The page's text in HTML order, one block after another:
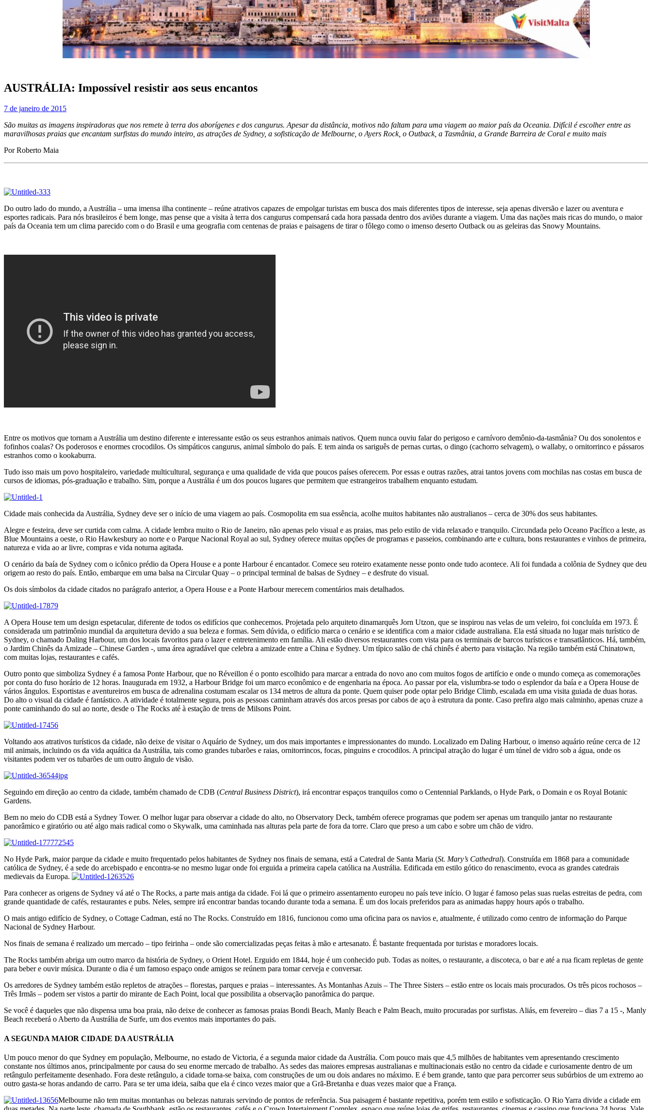
AUSTRÁLIA: Impossível resistir aos seus encantos
7 de janeiro de 2015
São muitas as imagens inspiradoras que nos remete à terra dos aborígenes e dos cangurus. Apesar da distância, motivos não faltam para uma viagem ao maior país da Oceania. Difícil é escolher entre as
maravilhosas praias que encantam surfistas do mundo inteiro, as atrações de Sydney, a sofisticação de Melbourne, o Ayers Rock, o Outback, a Tasmânia, a Grande Barreira de Coral e muito mais
Por Roberto Maia
Do outro lado do mundo, a Austrália – uma imensa ilha continente – reúne atrativos capazes de empolgar turistas em busca dos mais diferentes tipos de interesse, seja apenas diversão e lazer ou aventura e
esportes radicais. Para nós brasileiros é bem longe, mas pense que a visita à terra dos cangurus compensará cada hora passada dentro dos aviões durante a viagem. Uma das nações mais ricas do mundo, o maior
país da Oceania tem um clima parecido com o do Brasil e uma geografia com centenas de praias e paisagens de tirar o fôlego como o imenso deserto Outback ou as geleiras das Snowy Mountains.
Entre os motivos que tornam a Austrália um destino diferente e interessante estão os seus estranhos animais nativos. Quem nunca ouviu falar do perigoso e carnívoro demônio-da-tasmânia? Ou dos sonolentos e
fofinhos coalas? Os poderosos e enormes crocodilos. Os simpáticos cangurus, animal símbolo do país. E tem ainda os sariguês de pernas curtas, o dingo (cachorro selvagem), o wallaby, o ornitorrinco e pássaros
estranhos como o kookaburra.
Tudo isso mais um povo hospitaleiro, variedade multicultural, segurança e uma qualidade de vida que poucos países oferecem. Por essas e outras razões, atrai tantos jovens com mochilas nas costas em busca de
cursos de idiomas, pós-graduação e trabalho. Sim, porque a Austrália é um dos poucos lugares que permitem que estrangeiros trabalhem enquanto estudam.
Cidade mais conhecida da Austrália, Sydney deve ser o início de uma viagem ao país. Cosmopolita em sua essência, acolhe muitos habitantes não australianos – cerca de 30% dos seus habitantes.
Alegre e festeira, deve ser curtida com calma. A cidade lembra muito o Rio de Janeiro, não apenas pelo visual e as praias, mas pelo estilo de vida relaxado e tranquilo. Circundada pelo Oceano Pacífico a leste, as
Blue Mountains a oeste, o Rio Hawkesbury ao norte e o Parque Nacional Royal ao sul, Sydney oferece muitas opções de programas e passeios, combinando arte e cultura, bons restaurantes e vinhos de primeira,
natureza e vida ao ar livre, compras e vida noturna agitada.
O cenário da baía de Sydney com o icônico prédio da Opera House e a ponte Harbour é encantador. Comece seu roteiro exatamente nesse ponto onde tudo acontece. Ali foi fundada a colônia de Sydney que deu
origem ao resto do país. Então, embarque em uma balsa na Circular Quay – o principal terminal de balsas de Sydney – e desfrute do visual.
Os dois símbolos da cidade citados no parágrafo anterior, a Opera House e a Ponte Harbour merecem comentários mais detalhados.
A Opera House tem um design espetacular, diferente de todos os edifícios que conhecemos. Projetada pelo arquiteto dinamarquês Jorn Utzon, que se inspirou nas velas de um veleiro, foi concluída em 1973. É
considerada um patrimônio mundial da arquitetura devido a sua beleza e formas. Sem dúvida, o edifício marca o cenário e se identifica com a maior cidade australiana. Ela está situada no lugar mais turístico de
Sydney, o chamado Daling Harbour, um dos locais favoritos para o lazer e entretenimento em família. Ali estão diversos restaurantes com vista para os terminais de barcos turísticos e transatlânticos. Há, também,
o Jardim Chinês da Amizade – Chinese Garden -, uma área agradável que celebra a amizade entre a China e Sydney. Um típico salão de chá chinês é aberto para visitação. Na região também está Chinatown,
com muitas lojas, restaurantes e cafés.
Outro ponto que simboliza Sydney é a famosa Ponte Harbour, que no Réveillon é o ponto escolhido para marcar a entrada do novo ano com muitos fogos de artifício e onde o mundo começa as comemorações
por conta do fuso horário de 12 horas. Inaugurada em 1932, a Harbour Bridge foi um marco econômico e de engenharia na época. Ao passar por ela, vislumbra-se todo o esplendor da baía e a Opera House de
vários ângulos. Esportistas e aventureiros em busca de adrenalina costumam escalar os 134 metros de altura da ponte. Quem quiser pode optar pelo Bridge Climb, escalada em uma visita guiada de duas horas.
Do alto o visual da cidade é fantástico. A atividade é totalmente segura, pois as pessoas caminham através dos arcos presas por cabos de aço à estrutura da ponte. Caso prefira algo mais calminho, apenas cruze a
ponte caminhando do sul ao norte, desde o The Rocks até à estação de trens de Milsons Point.
Voltando aos atrativos turísticos da cidade, não deixe de visitar o Aquário de Sydney, um dos mais importantes e impressionantes do mundo. Localizado em Daling Harbour, o imenso aquário reúne cerca de 12
mil animais, incluindo os da vida aquática da Austrália, tais como grandes tubarões e raias, ornitorrincos, focas, pinguins e crocodilos. A principal atração do lugar é um túnel de vidro sob a água, onde os
visitantes podem ver os tubarões de um outro ângulo de visão.
Seguindo em direção ao centro da cidade, também chamado de CDB (Central Business District), irá encontrar espaços tranquilos como o Centennial Parklands, o Hyde Park, o Domain e os Royal Botanic
Gardens.
Bem no meio do CDB está a Sydney Tower. O melhor lugar para observar a cidade do alto, no Observatory Deck, também oferece programas que podem ser apenas um tranquilo jantar no restaurante
panorâmico e giratório ou até algo mais radical como o Skywalk, uma caminhada nas alturas pela parte de fora da torre. Claro que preso a um cabo e sobre um chão de vidro.
No Hyde Park, maior parque da cidade e muito frequentado pelos habitantes de Sydney nos finais de semana, está a Catedral de Santa Maria (St. Mary’s Cathedral). Construída em 1868 para a comunidade
católica de Sydney, é a sede do arcebispado e encontra-se no mesmo lugar onde foi erguida a primeira capela católica na Austrália. Edificada em estilo gótico do renascimento, evoca as grandes catedrais
medievais da Europa.
Para conhecer as origens de Sydney vá até o The Rocks, a parte mais antiga da cidade. Foi lá que o primeiro assentamento europeu no país teve início. O lugar é famoso pelas suas ruelas estreitas de pedra, com
grande quantidade de cafés, restaurantes e pubs. Neles, sempre irá encontrar bandas tocando durante toda a semana. É um dos locais preferidos para as animadas happy hours após o trabalho.
O mais antigo edifício de Sydney, o Cottage Cadman, está no The Rocks. Construído em 1816, funcionou como uma oficina para os navios e, atualmente, é utilizado como centro de informação do Parque
Nacional de Sydney Harbour.
Nos finais de semana é realizado um mercado – tipo feirinha – onde são comercializadas peças feitas à mão e artesanato. É bastante frequentada por turistas e moradores locais.
The Rocks também abriga um outro marco da história de Sydney, o Orient Hotel. Erguido em 1844, hoje é um conhecido pub. Todas as noites, o restaurante, a discoteca, o bar e até a rua ficam repletas de gente
para beber e ouvir música. Durante o dia é um famoso espaço onde amigos se reúnem para tomar cerveja e conversar.
Os arredores de Sydney também estão repletos de atrações – florestas, parques e praias – interessantes. As Montanhas Azuis – The Three Sisters – estão entre os locais mais procurados. Os três picos rochosos –
Três Irmãs – podem ser vistos a partir do mirante de Each Point, local que possibilita a observação panorâmica do parque.
Se você é daqueles que não dispensa uma boa praia, não deixe de conhecer as famosas praias Bondi Beach, Manly Beach e Palm Beach, muito procuradas por surfistas. Aliás, em fevereiro – dias 7 a 15 -, Manly
Beach receberá o Aberto da Austrália de Surfe, um dos eventos mais importantes do país.
A SEGUNDA MAIOR CIDADE DA AUSTRÁLIA
Um pouco menor do que Sydney em população, Melbourne, no estado de Victoria, é a segunda maior cidade da Austrália. Com pouco mais que 4,5 milhões de habitantes vem apresentando crescimento
constante nos últimos anos, principalmente por causa do seu enorme mercado de trabalho. As sedes das maiores empresas australianas e multinacionais estão no centro da cidade e curiosamente dentro de um
retângulo perfeitamente desenhado. Fora deste retângulo, a cidade torna-se baixa, com construções de um ou dois andares no máximo. E é bem grande, tanto que para percorrer seus subúrbios de um extremo ao
outro gasta-se horas andando de carro. Para se ter uma ideia, saiba que ela é cinco vezes maior que a Grã-Bretanha e duas vezes maior que a França.
Melbourne não tem muitas montanhas ou belezas naturais servindo de pontos de referência. Sua paisagem é bastante repetitiva, porém tem estilo e sofisticação. O Rio Yarra divide a cidade em